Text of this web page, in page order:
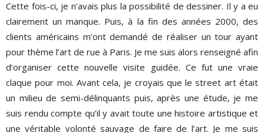
Cette fois-ci, je n’avais plus la possibilité de dessiner. Il y a eu
clairement un manque. Puis, à la fin des années 2000, des
clients américains m’ont demandé de réaliser un tour ayant
pour thème l’art de rue à Paris. Je me suis alors renseigné afin
d’organiser cette nouvelle visite guidée. Ce fut une vraie
claque pour moi. Avant cela, je croyais que le street art était
un milieu de semi-délinquants puis, après une étude, je me
suis rendu compte qu’il y avait toute une histoire artistique et
une véritable volonté sauvage de faire de l’art. Je me suis